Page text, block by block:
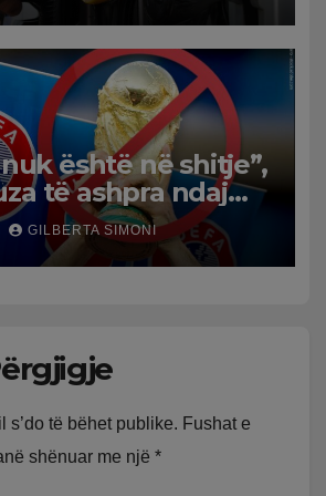
naftën
në vend
është në shitje”,
të ashpra ndaj
Bojkot, nëse nuk
GILBERTA SIMONI
s’do të bëhet publike. Fushat e
shënuar me një *